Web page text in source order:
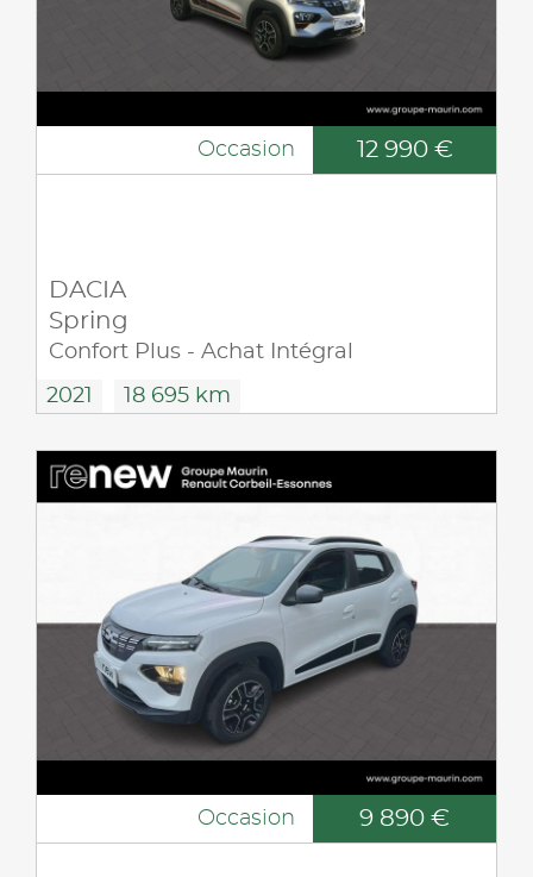
Occasion 12 990 €
DACIA
Spring
Confort Plus - Achat Intégral
2021 18 695 km
Occasion 9 890 €